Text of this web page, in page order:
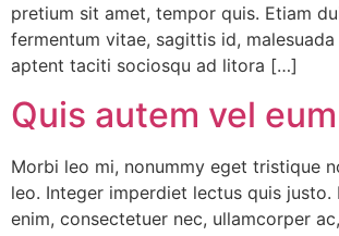
pretium sit amet, tempor quis. Etiam
fermentum vitae, sagittis id, malesuada
aptent taciti sociosqu ad litora […]
Quis autem vel
Morbi leo mi, nonummy eget tristique
leo. Integer imperdiet lectus quis justo.
enim, consectetuer nec, ullamcorper